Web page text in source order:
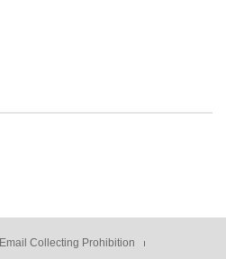
Email Collecting Prohibition